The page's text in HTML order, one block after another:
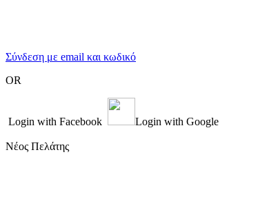
Σύνδεση με email και κωδικό
OR
Login with Facebook Login with Google
Νέος Πελάτης